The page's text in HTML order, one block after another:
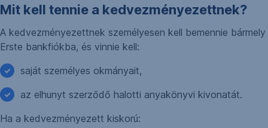
Mit kell tennie a kedvezményezettnek?
A kedvezményezettnek személyesen kell bemennie bármely
Erste bankfiókba, és vinnie kell:
saját személyes okmányait,
az elhunyt szerződő halotti anyakönyvi kivonatát.
Ha a kedvezményezett kiskorú: